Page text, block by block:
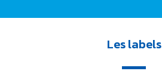
Les labels